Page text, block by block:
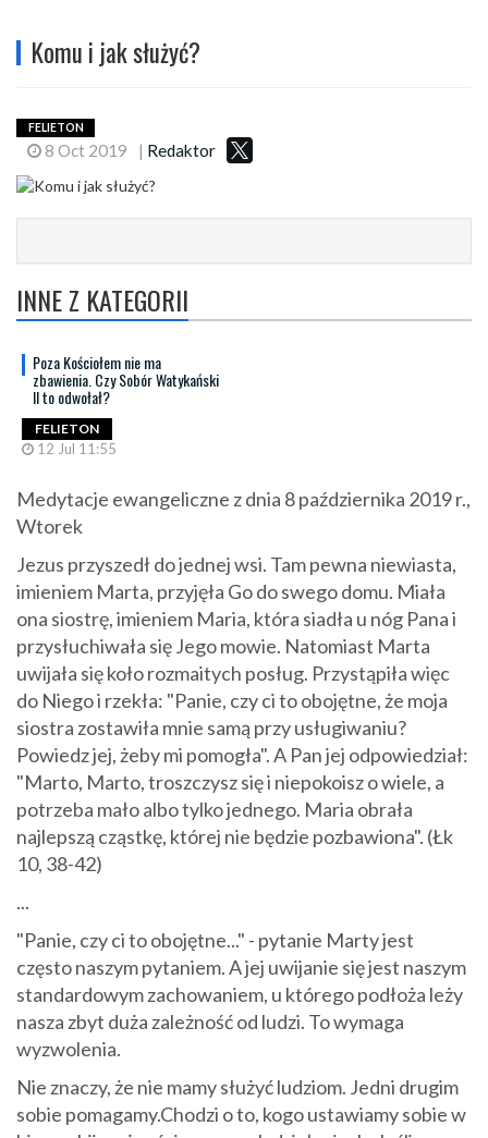
Komu i jak służyć?
FELIETON
8 Oct 2019 | Redaktor
INNE Z KATEGORII
Poza Kościołem nie ma
zbawienia. Czy Sobór Watykański
II to odwołał?
FELIETON
12 Jul 11:55
Medytacje ewangeliczne z dnia 8 października 2019 r.,
Wtorek
Jezus przyszedł do jednej wsi. Tam pewna niewiasta,
imieniem Marta, przyjęła Go do swego domu. Miała
ona siostrę, imieniem Maria, która siadła u nóg Pana i
przysłuchiwała się Jego mowie. Natomiast Marta
uwijała się koło rozmaitych posług. Przystąpiła więc
do Niego i rzekła: "Panie, czy ci to obojętne, że moja
siostra zostawiła mnie samą przy usługiwaniu?
Powiedz jej, żeby mi pomogła". A Pan jej odpowiedział:
"Marto, Marto, troszczysz się i niepokoisz o wiele, a
potrzeba mało albo tylko jednego. Maria obrała
najlepszą cząstkę, której nie będzie pozbawiona". (Łk
10, 38-42)
...
"Panie, czy ci to obojętne..." - pytanie Marty jest
często naszym pytaniem. A jej uwijanie się jest naszym
standardowym zachowaniem, u którego podłoża leży
nasza zbyt duża zależność od ludzi. To wymaga
wyzwolenia.
Nie znaczy, że nie mamy służyć ludziom. Jedni drugim
sobie pomagamy.Chodzi o to, kogo ustawiamy sobie w